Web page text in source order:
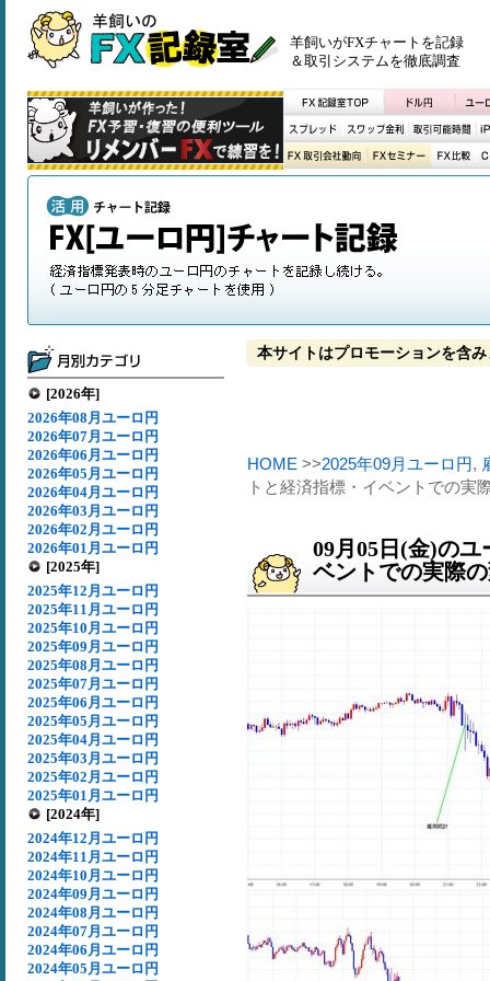
羊飼いがFXチャートを記録
＆取引システムを徹底調査
[2026年]
2026年08月ユーロ円
2026年07月ユーロ円
2026年06月ユーロ円
2026年05月ユーロ円
2026年04月ユーロ円
2026年03月ユーロ円
2026年02月ユーロ円
2026年01月ユーロ円
[2025年]
2025年12月ユーロ円
2025年11月ユーロ円
2025年10月ユーロ円
2025年09月ユーロ円
2025年08月ユーロ円
2025年07月ユーロ円
2025年06月ユーロ円
2025年05月ユーロ円
2025年04月ユーロ円
2025年03月ユーロ円
2025年02月ユーロ円
2025年01月ユーロ円
[2024年]
2024年12月ユーロ円
2024年11月ユーロ円
2024年10月ユーロ円
2024年09月ユーロ円
2024年08月ユーロ円
2024年07月ユーロ円
2024年06月ユーロ円
2024年05月ユーロ円
本サイトはプロモーションを含み
HOME >>2025年09月ユーロ円,
トと経済指標・イベントでの実
09月05日(金)の
ベントでの実際